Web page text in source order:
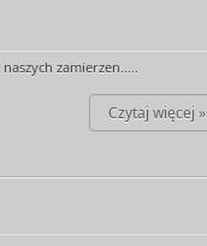
zamierzen.....
Czytaj więcej »